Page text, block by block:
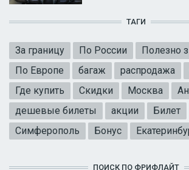
ТАГИ
За границу По России Полезно
По Европе
багаж распродажа
Где купить
Скидки Москва
дешевые билеты
акции Билет
Симферополь
Бонус
ПОИСК ПО ФРИФЛАЙТ